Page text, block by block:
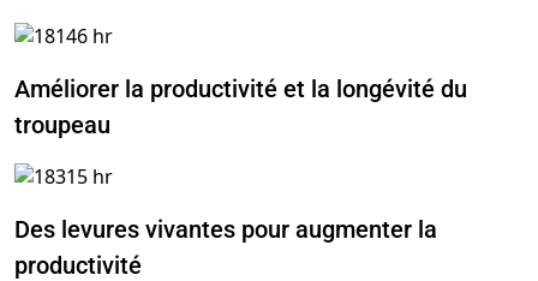
Améliorer la productivité et la longévité du
troupeau
Des levures vivantes pour augmenter la
productivité